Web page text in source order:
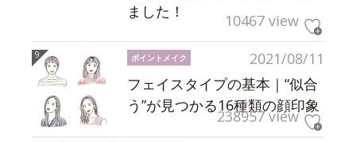
ました！
10467 view
2021/08/11
ポイントメイク
フェイスタイプの基本｜“似合
う”が見つかる16種類の顔印象
238957 view